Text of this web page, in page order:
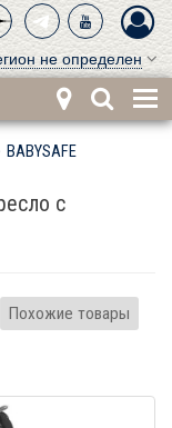
не определен
BABYSAFE
с
Похожие товары